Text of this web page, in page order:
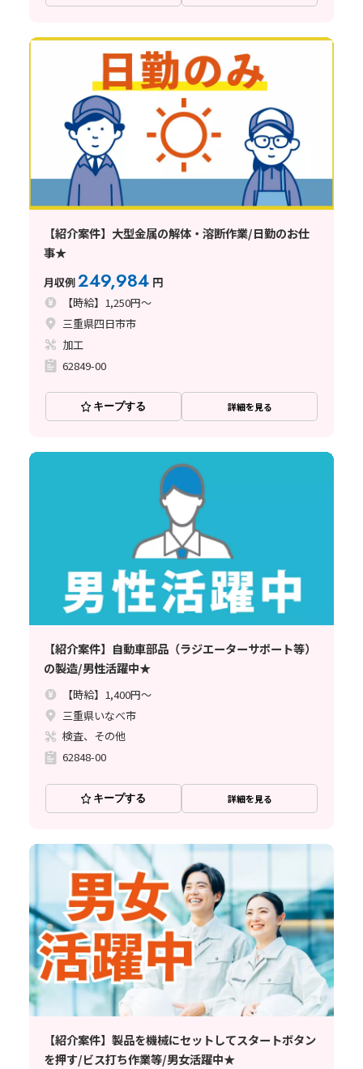
【紹介案件】大型金属の解体・溶断作業/日勤のお仕
事★
月収例249,984 円
【時給】1,250円～
三重県四日市市
加工
62849-00
キープする 詳細を見る
【紹介案件】自動車部品（ラジエーターサポート等）
の製造/男性活躍中★
【時給】1,400円～
三重県いなべ市
検査、その他
62848-00
キープする 詳細を見る
【紹介案件】製品を機械にセットしてスタートボタン
を押す/ビス打ち作業等/男女活躍中★